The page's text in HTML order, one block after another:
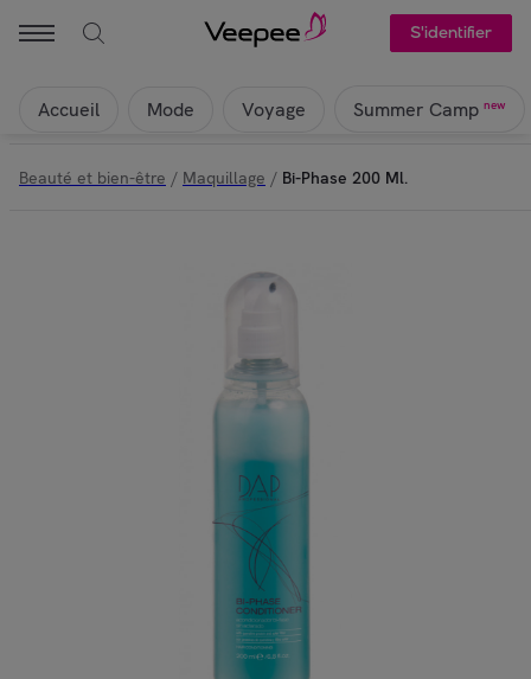
S'identifier
Accueil Mode Voyage Summer Camp new
Beauté et bien-être / Maquillage / Bi-Phase 200 Ml.